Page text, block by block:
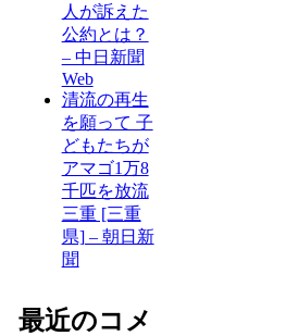
人が訴えた
公約とは？
– 中日新聞
Web
清流の再生
を願って 子
どもたちが
アマゴ1万8
千匹を放流
三重 [三重
県] – 朝日新
聞
最近のコメ